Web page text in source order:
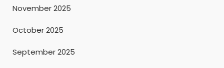
November 2025
October 2025
September 2025